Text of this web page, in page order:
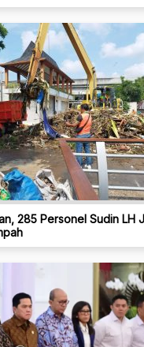
285 Personel Sudin LH